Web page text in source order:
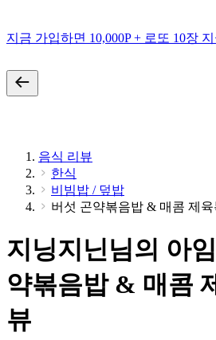
지금 가입하면 10,000P + 로또 10장
음식 리뷰
한식
비빔밥 / 덮밥
버섯 곤약볶음밥 & 매콤 제육
지닝지닌님의 아
약볶음밥 & 매콤
뷰